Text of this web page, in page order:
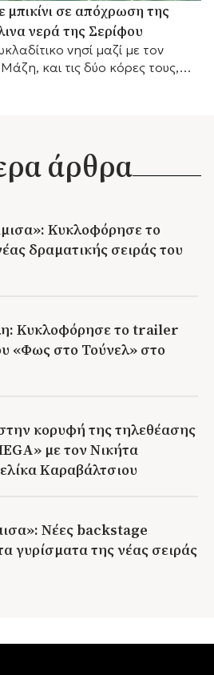
σε απόχρωση της
νερά της Σερίφου
νησί μαζί με τον
και τις δύο κόρες τους,
άρθρα
Κυκλοφόρησε το
δραματικής σειράς του
Κυκλοφόρησε το trailer
«Φως στο Τούνελ» στο
κορυφή της τηλεθέασης
με τον Νικήτα
Καραβάλτσιου
Νέες backstage
γυρίσματα της νέας σειράς